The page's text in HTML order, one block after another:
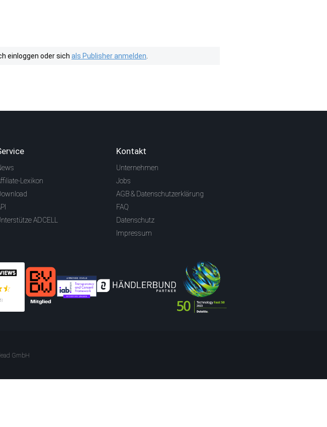
einloggen oder sich als Publisher anmelden
Lexikon
ADCELL
Kontakt
Unternehmen
Jobs
AGB & Datenschutzerklärung
FAQ
Datenschutz
Impressum
GmbH